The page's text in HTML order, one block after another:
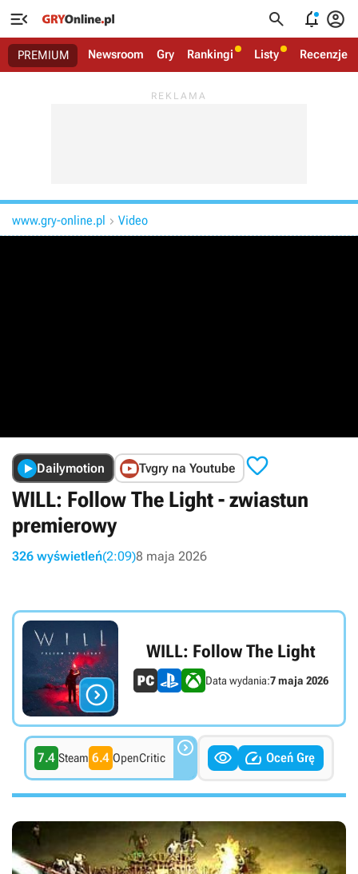
   
PREMIUM Newsroom Gry Rankingi Listy Recenzje
www.gry-online.pl  Video
Dailymotion Tvgry na Youtube 
WILL: Follow The Light - zwiastun
premierowy
326 wyświetleń(2:09)8 maja 2026

WILL: Follow The Light
Data wydania:7 maja 2026
7.4 Steam 6.4 OpenCritic    Oceń Grę